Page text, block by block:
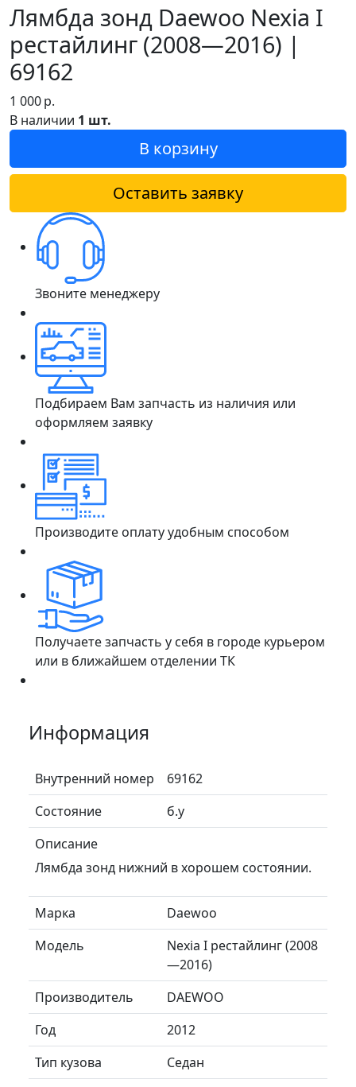
Лямбда зонд Daewoo Nexia I
рестайлинг (2008—2016) |
69162
1 000р.
В наличии 1 шт.
В корзину
Оставить заявку
Звоните менеджеру
Подбираем Вам запчасть из наличия или
оформляем заявку
Производите оплату удобным способом
Получаете запчасть у себя в городе курьером
или в ближайшем отделении ТК
Информация
Внутренний номер
69162
Состояние
б.у
Описание
Лямбда зонд нижний в хорошем состоянии.
Марка
Daewoo
Модель
Nexia I рестайлинг (2008
—2016)
Производитель
DAEWOO
Год
2012
Тип кузова
Седан